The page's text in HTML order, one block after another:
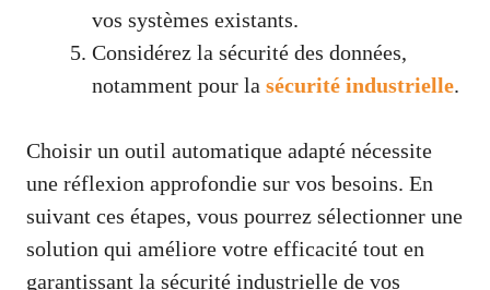
vos systèmes existants.
Considérez la sécurité des données,
notamment pour la sécurité industrielle.
Choisir un outil automatique adapté nécessite
une réflexion approfondie sur vos besoins. En
suivant ces étapes, vous pourrez sélectionner une
solution qui améliore votre efficacité tout en
garantissant la sécurité industrielle de vos